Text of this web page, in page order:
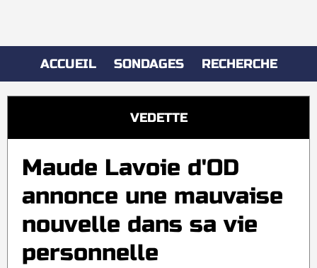
ACCUEIL SONDAGES RECHERCHE
VEDETTE
Maude Lavoie d'OD
annonce une mauvaise
nouvelle dans sa vie
personnelle